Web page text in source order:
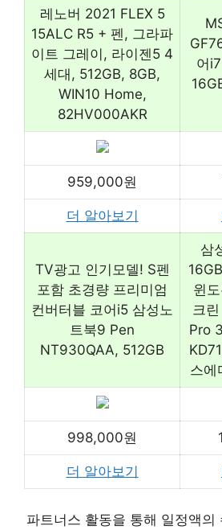
레노버 2021 FLEX 5
15ALC R5 + 펜, 그라파
이트 그레이, 라이젠5 4
세대, 512GB, 8GB,
WIN10 Home,
82HV000AKR
어
959,000원
더 알아보기
TV광고 인기모델! S펜
포함 초경량 프리미엄
컨버터블 코어i5 삼성노
트북9 Pen
NT930QAA, 512GB
삼
윈
크
Pro
스에
998,000원
더 알아보기
파트너스 활동을 통해 일정액의